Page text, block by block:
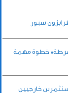
سبور
خطوة مهمة
خارجيين